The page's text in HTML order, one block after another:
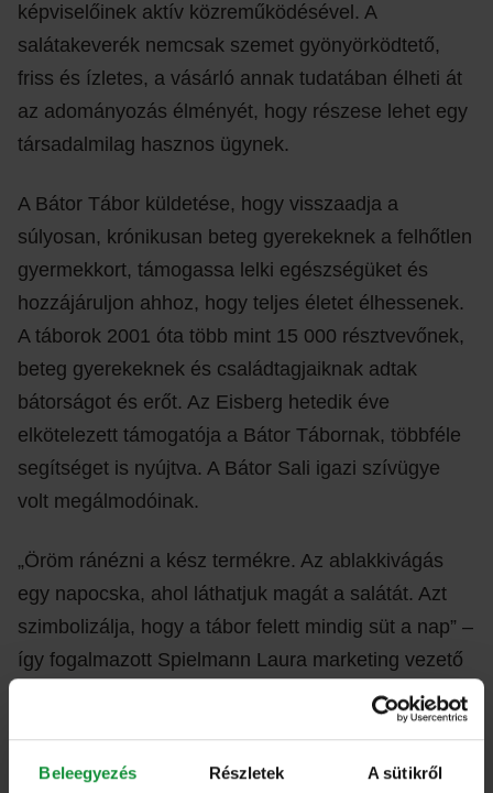
Beleegyezés Részletek A sütikről
képviselőinek aktív közreműködésével. A
salátakeverék nemcsak szemet gyönyörködtető,
friss és ízletes, a vásárló annak tudatában élheti át
az adományozás élményét, hogy részese lehet egy
társadalmilag hasznos ügynek.
A Bátor Tábor küldetése, hogy visszaadja a
súlyosan, krónikusan beteg gyerekeknek a felhőtlen
gyermekkort, támogassa lelki egészségüket és
hozzájáruljon ahhoz, hogy teljes életet élhessenek.
A táborok 2001 óta több mint 15 000 résztvevőnek,
beteg gyerekeknek és családtagjaiknak adtak
bátorságot és erőt. Az Eisberg hetedik éve
elkötelezett támogatója a Bátor Tábornak, többféle
segítséget is nyújtva. A Bátor Sali igazi szívügye
volt megálmodóinak.
„Öröm ránézni a kész termékre. Az ablakkivágás
egy napocska, ahol láthatjuk magát a salátát. Azt
szimbolizálja, hogy a tábor felett mindig süt a nap” –
így fogalmazott Spielmann Laura marketing vezető
az új termék tavaly májusi bevezetésekor.
Hozzátette: „Az Eisberg nem titkolt szándéka, hogy